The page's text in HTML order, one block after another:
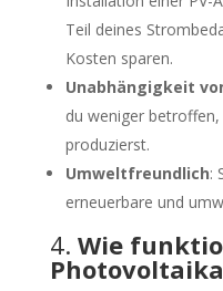
Teil deines
Kosten sparen.
Unabhängigkeit
du weniger
produzierst.
Umweltfreundlich:
erneuerbare und
4. Wie